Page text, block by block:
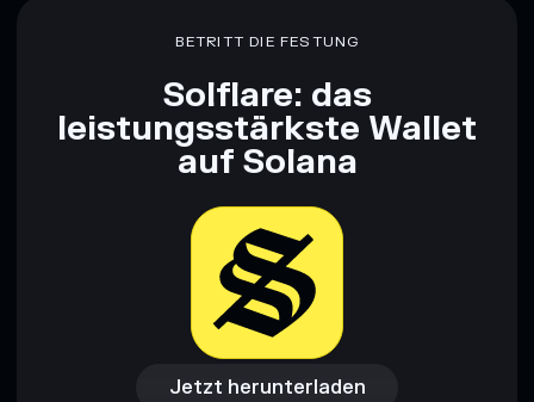
BETRITT DIE FESTUNG
Solflare: das
leistungsstärkste Wallet
auf Solana
Jetzt herunterladen
Jetzt herunterladen
Zugriff auf die Wallet